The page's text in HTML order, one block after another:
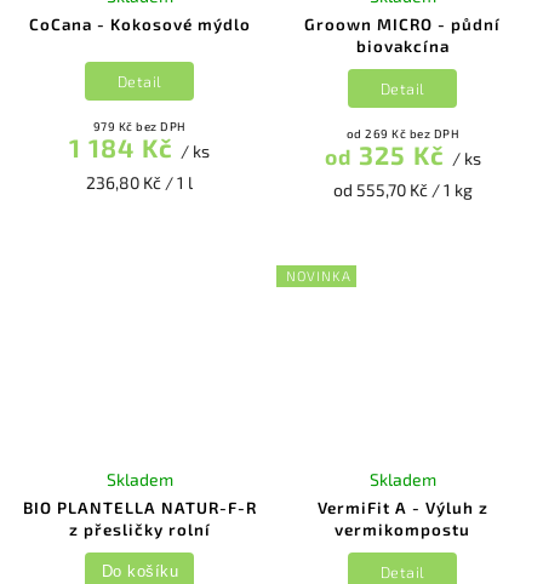
CoCana - Kokosové mýdlo
979 Kč bez DPH
1 184 Kč / ks
236,80 Kč / 1 l
Detail
Groown MICRO - půdní
biovakcína
od 269 Kč bez DPH
od 325 Kč / ks
od 555,70 Kč / 1 kg
Detail
BIO PLANTELLA NATUR-F-R
z přesličky rolní
Skladem
Do košíku
NOVINKA
VermiFit A - Výluh z
vermikompostu
Skladem
Detail